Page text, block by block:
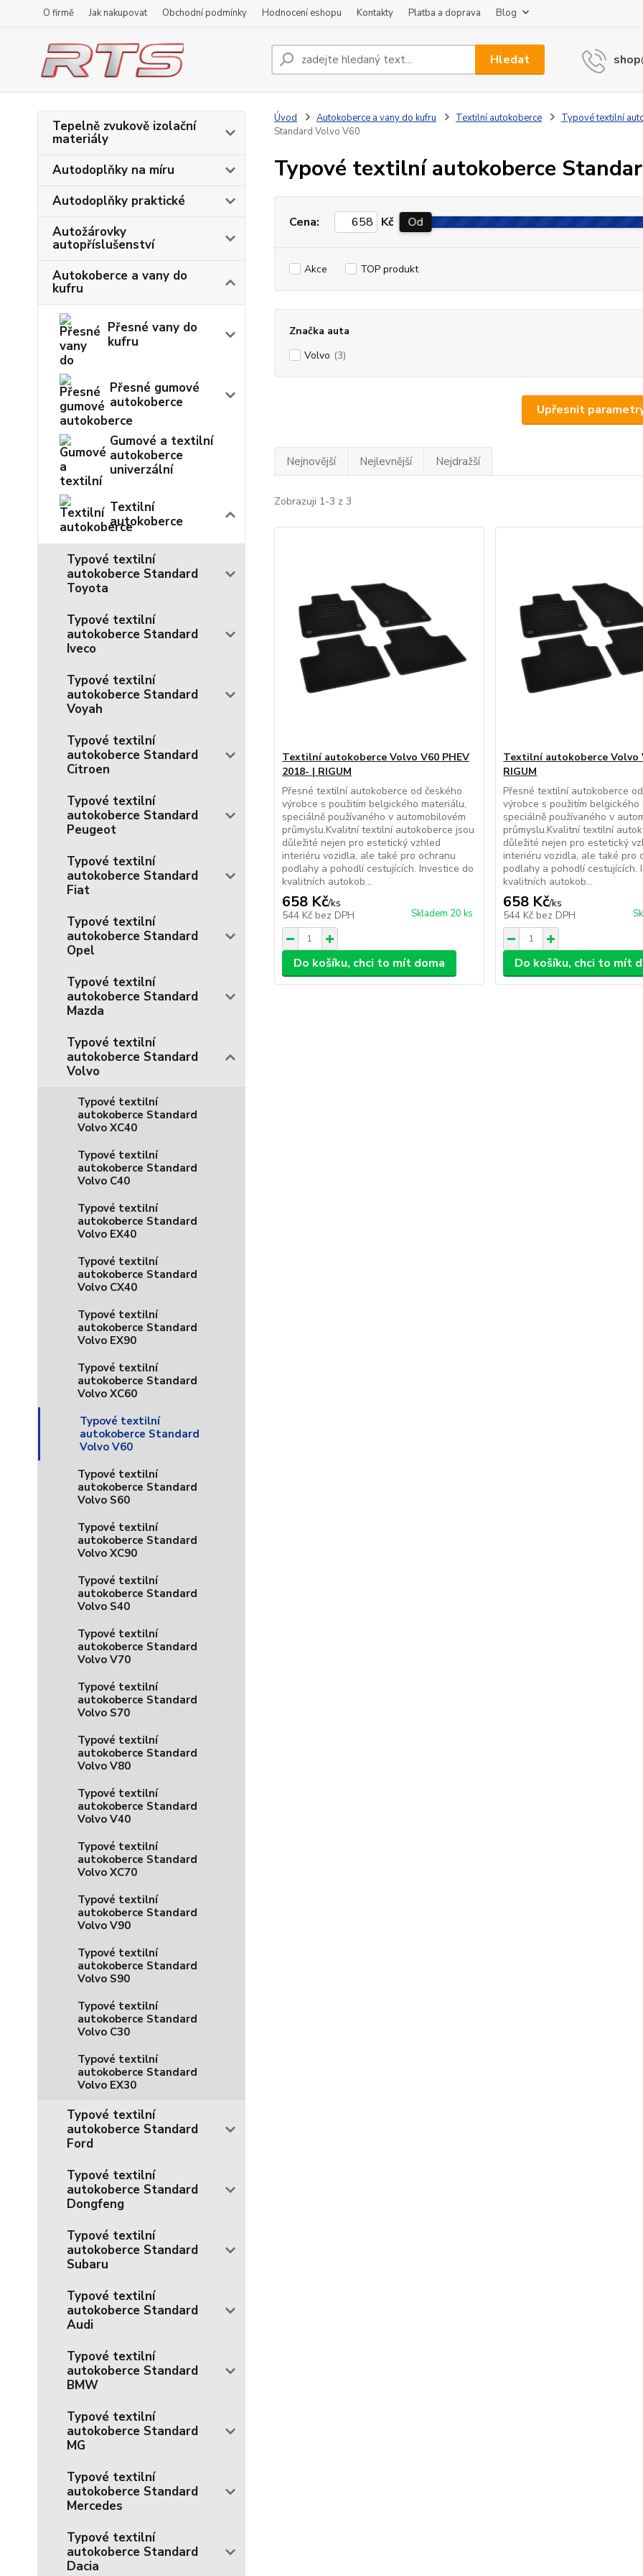
O firmě Jak nakupovat Obchodní podmínky Hodnocení eshopu Kontakty Platba a doprava Blog
Hledat
Tepelně zvukově izolační
materiály
Autodoplňky na míru
Autodoplňky praktické
Autožárovky
autopříslušenství
Autokoberce a vany do
kufru
Přesné vany do
kufru
Přesné gumové
autokoberce
Gumové a textilní
autokoberce
univerzální
Textilní
autokoberce
Typové textilní
autokoberce Standard
Toyota
Typové textilní
autokoberce Standard
Iveco
Typové textilní
autokoberce Standard
Voyah
Typové textilní
autokoberce Standard
Citroen
Typové textilní
autokoberce Standard
Peugeot
Typové textilní
autokoberce Standard
Fiat
Typové textilní
autokoberce Standard
Opel
Typové textilní
autokoberce Standard
Mazda
Typové textilní
autokoberce Standard
Volvo
Typové textilní
autokoberce Standard
Volvo XC40
Typové textilní
autokoberce Standard
Volvo C40
Typové textilní
autokoberce Standard
Volvo EX40
Typové textilní
autokoberce Standard
Volvo CX40
Typové textilní
autokoberce Standard
Volvo EX90
Typové textilní
autokoberce Standard
Volvo XC60
Typové textilní
autokoberce Standard
Volvo V60
Typové textilní
autokoberce Standard
Volvo S60
Typové textilní
autokoberce Standard
Volvo XC90
Typové textilní
autokoberce Standard
Volvo S40
Typové textilní
autokoberce Standard
Volvo V70
Typové textilní
autokoberce Standard
Volvo S70
Typové textilní
autokoberce Standard
Volvo V80
Typové textilní
autokoberce Standard
Volvo V40
Typové textilní
autokoberce Standard
Volvo XC70
Typové textilní
autokoberce Standard
Volvo V90
Typové textilní
autokoberce Standard
Volvo S90
Typové textilní
autokoberce Standard
Volvo C30
Typové textilní
autokoberce Standard
Volvo EX30
Typové textilní
autokoberce Standard
Ford
Typové textilní
autokoberce Standard
Dongfeng
Typové textilní
autokoberce Standard
Subaru
Typové textilní
autokoberce Standard
Audi
Typové textilní
autokoberce Standard
BMW
Typové textilní
autokoberce Standard
MG
Typové textilní
autokoberce Standard
Mercedes
Typové textilní
autokoberce Standard
Dacia
Úvod Autokoberce a vany do kufru Textilní autokoberce Typové textilní
Standard Volvo V60
Typové textilní autokoberce
Upřesnit
Cena: Kč Od
Akce TOP produkt
Značka auta
Volvo (3)
Nejnovější Nejlevnější Nejdražší
Zobrazuji 1-3 z 3
Textilní autokoberce Volvo V60 PHEV
2018- | RIGUM
Přesné textilní autokoberce od českého
výrobce s použitím belgického materiálu,
speciálně používaného v automobilovém
průmyslu.Kvalitní textilní autokoberce jsou
důležité nejen pro estetický vzhled
interiéru vozidla, ale také pro ochranu
podlahy a pohodlí cestujících. Investice do
kvalitních autokob...
658 Kč/ks
544 Kč bez DPH Skladem 20 ks
Do košíku, chci to mít doma
Textilní autokoberce Volvo
RIGUM
Přesné textilní autokoberce
výrobce s použitím belgického
speciálně používaného v
průmyslu.Kvalitní textilní
důležité nejen pro estetický
interiéru vozidla, ale také pro
podlahy a pohodlí cestujících.
kvalitních autokob...
658 Kč/ks
544 Kč bez DPH
Do košíku, chci to mít